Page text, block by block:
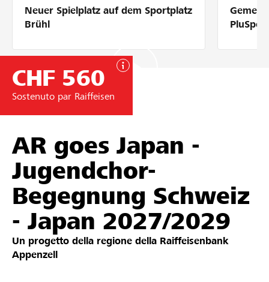
Partner / Banche Raiffeisen
Collegarsi
DE FR IT
Neuer Spielplatz auf dem Sportplatz
Brühl
CHF 560
Sostenuto par Raiffeisen
AR goes Japan -
Jugendchor-
Begegnung Schweiz
- Japan 2027/2029
Un progetto della regione della Raiffeisenbank
Appenzell